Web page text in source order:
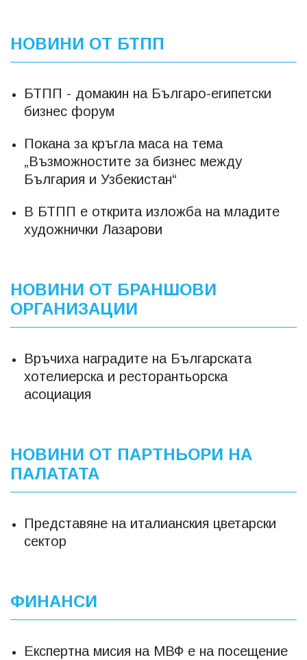
НОВИНИ ОТ БТПП
БТПП - домакин на Българо-египетски
бизнес форум
Покана за кръгла маса на тема
„Възможностите за бизнес между
България и Узбекистан“
В БТПП е открита изложба на младите
художнички Лазарови
НОВИНИ ОТ БРАНШОВИ
ОРГАНИЗАЦИИ
Връчиха наградите на Българската
хотелиерска и ресторантьорска
асоциация
НОВИНИ ОТ ПАРТНЬОРИ НА
ПАЛАТАТА
Представяне на италианския цветарски
сектор
ФИНАНСИ
Експертна мисия на МВФ е на посещение